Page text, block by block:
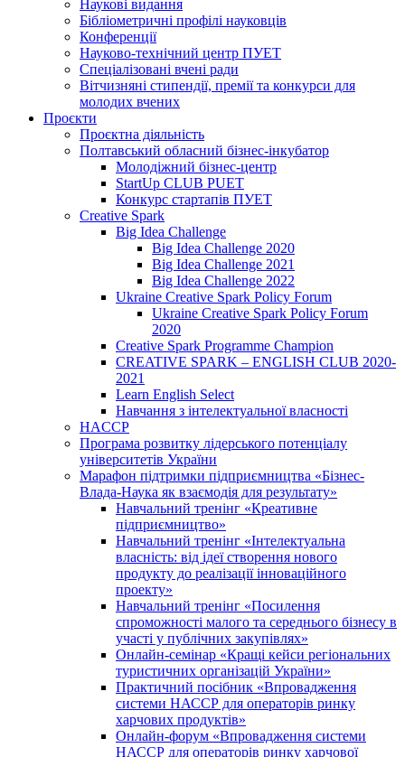
Наукові видання
Бібліометричні профілі науковців
Конференції
Науково-технічний центр ПУЕТ
Спеціалізовані вчені ради
Вітчизняні стипендії, премії та конкурси для
молодих вчених
Проєкти
Проєктна діяльність
Полтавський обласний бізнес-інкубатор
Молодіжний бізнес-центр
StartUp CLUB PUET
Конкурс стартапів ПУЕТ
Creative Spark
Big Idea Challenge
Big Idea Challenge 2020
Big Idea Challenge 2021
Big Idea Challenge 2022
Ukraine Creative Spark Policy Forum
Ukraine Creative Spark Policy Forum
2020
Creative Spark Programme Champion
CREATIVE SPARK – ENGLISH CLUB 2020-
2021
Learn English Select
Навчання з інтелектуальної власності
HACCP
Програма розвитку лідерського потенціалу
університетів України
Марафон підтримки підприємництва «Бізнес-
Влада-Наука як взаємодія для результату»
Навчальний тренінг «Креативне
підприємництво»
Навчальний тренінг «Інтелектуальна
власність: від ідеї створення нового
продукту до реалізації інноваційного
проекту»
Навчальний тренінг «Посилення
спроможності малого та середнього бізнесу в
участі у публічних закупівлях»
Онлайн-семінар «Кращі кейси регіональних
туристичних організацій України»
Практичний посібник «Впровадження
системи НАССР для операторів ринку
харчових продуктів»
Онлайн-форум «Впровадження системи
НАССР для операторів ринку харчової